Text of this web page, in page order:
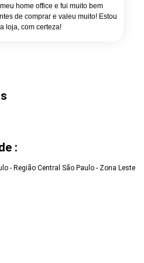
home office e fui muito bem
de comprar e valeu muito! Estou
loja, com certeza!
:
- Região Central São Paulo - Zona Leste